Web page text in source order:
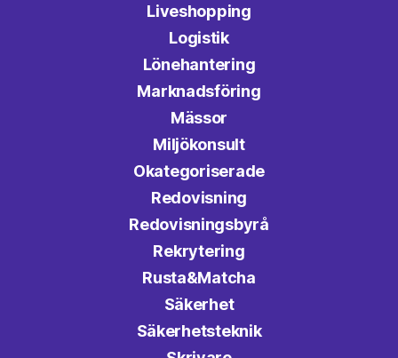
Liveshopping
Logistik
Lönehantering
Marknadsföring
Mässor
Miljökonsult
Okategoriserade
Redovisning
Redovisningsbyrå
Rekrytering
Rusta&Matcha
Säkerhet
Säkerhetsteknik